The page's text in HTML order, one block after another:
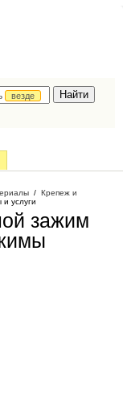
везде
/ Крепеж и
и услуги
зажим